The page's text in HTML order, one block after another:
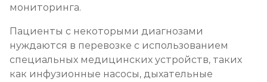
мониторинга.
Пациенты с некоторыми диагнозами
нуждаются в перевозке с использованием
специальных медицинских устройств, таких
как инфузионные насосы, дыхательные